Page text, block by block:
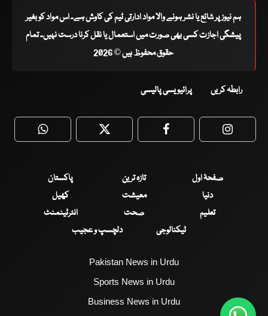
ہم نیوز پر شائع یا نشر ہونے والا مواد ادارتی ٹیم کی کاوش ہے۔ اس مواد کو بغیر
پیشگی اجازت کسی بھی صورت میں استعمال یا نقل کرنا درست نہیں۔ تمام
حقوق محفوظ ہیں © 2026
رابطہ کریں پرائیویسی پالیسی
WhatsApp Twitter Facebook
صفحۂ اول تازہ ترین
پاکستان
دنیا
معیشت
کھیل
تعلیم
صحت
انٹرٹینمنٹ
ٹیکنالوجی
دلچسپ و عجیب
Pakistan News in Urdu
Sports News in Urdu
Business News in Urdu